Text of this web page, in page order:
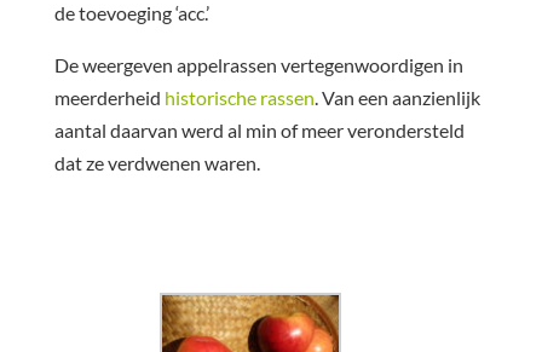
de toevoeging ‘acc.’
De weergeven appelrassen vertegenwoordigen in
meerderheid historische rassen. Van een aanzienlijk
aantal daarvan werd al min of meer verondersteld
dat ze verdwenen waren.